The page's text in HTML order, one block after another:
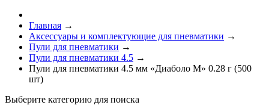
Главная →
Аксессуары и комплектующие для пневматики →
Пули для пневматики →
Пули для пневматики 4.5 →
Пули для пневматики 4.5 мм «Диаболо М» 0.28 г (500
шт)
Выберите категорию для поиска